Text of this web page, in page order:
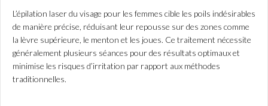
L’épilation laser du visage pour les femmes cible les poils indésirables
de manière précise, réduisant leur repousse sur des zones comme
la lèvre supérieure, le menton et les joues. Ce traitement nécessite
généralement plusieurs séances pour des résultats optimaux et
minimise les risques d’irritation par rapport aux méthodes
traditionnelles.